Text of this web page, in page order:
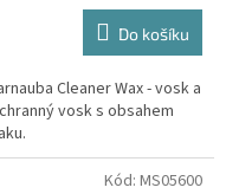
Do košíku
Cleaner Wax - vosk a
vosk s obsahem
Kód: MS05600